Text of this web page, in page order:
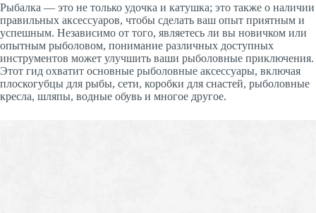
Рыбалка — это не только удочка и катушка; это также о наличии
правильных аксессуаров, чтобы сделать ваш опыт приятным и
успешным. Независимо от того, являетесь ли вы новичком или
опытным рыболовом, понимание различных доступных
инструментов может улучшить ваши рыболовные приключения.
Этот гид охватит основные рыболовные аксессуары, включая
плоскогубцы для рыбы, сети, коробки для снастей, рыболовные
кресла, шляпы, водные обувь и многое другое.